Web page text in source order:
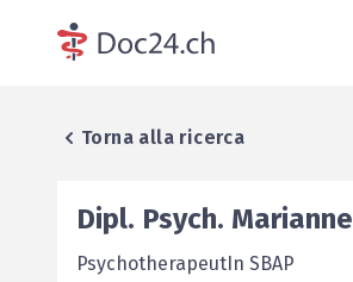
Torna alla ricerca
Dipl. Psych. Marianne
PsychotherapeutIn SBAP